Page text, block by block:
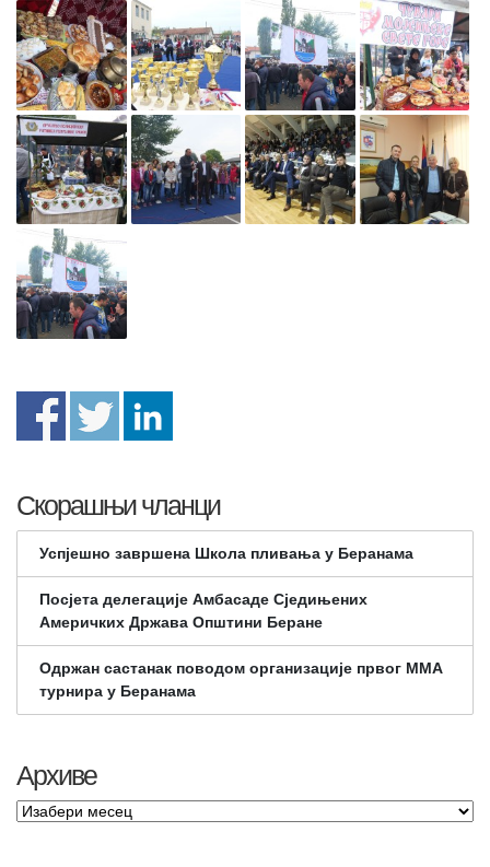
Скорашњи чланци
Успјешно завршена Школа пливања у Беранама
Посјета делегације Амбасаде Сједињених
Америчких Држава Општини Беране
Одржан састанак поводом организације првог ММА
турнира у Беранама
Архиве